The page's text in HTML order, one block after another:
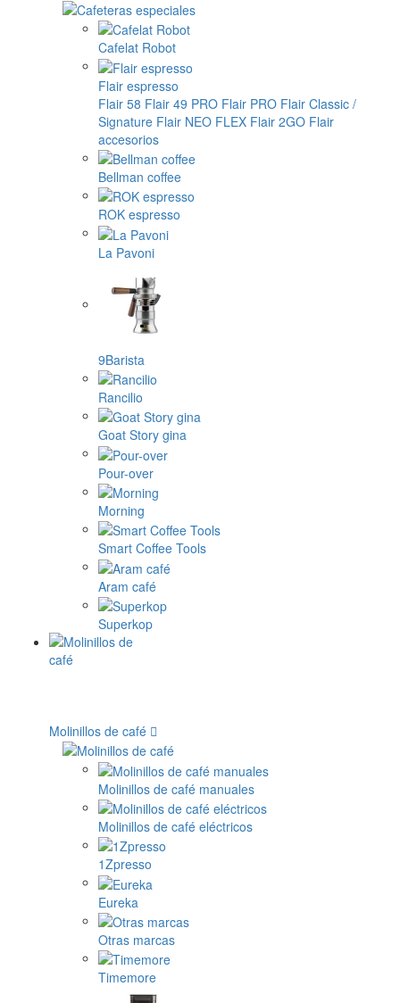
Cafelat Robot
Flair espresso
Flair 58 Flair 49 PRO Flair PRO Flair Classic /
Signature Flair NEO FLEX Flair 2GO Flair
accesorios
Bellman coffee
ROK espresso
La Pavoni
9Barista
Rancilio
Goat Story gina
Pour-over
Morning
Smart Coffee Tools
Aram café
Superkop
Molinillos de café
Molinillos de café manuales
Molinillos de café eléctricos
1Zpresso
Eureka
Otras marcas
Timemore